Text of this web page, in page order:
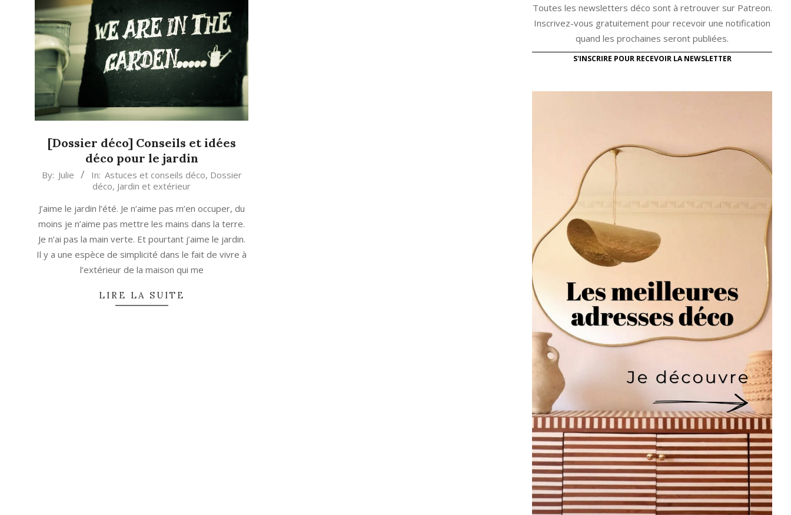
[Dossier déco] Conseils et idées
déco pour le jardin
2020-
09
By: Julie In: Astuces et conseils déco, Dossier
déco, Jardin et extérieur
J’aime le jardin l’été. Je n’aime pas m’en occuper, du
moins je n’aime pas mettre les mains dans la terre.
Je n’ai pas la main verte. Et pourtant j’aime le jardin.
Il y a une espèce de simplicité dans le fait de vivre à
l’extérieur de la maison qui me
LIRE LA SUITE
Toutes les newsletters déco sont à retrouver sur Patreon.
Inscrivez-vous gratuitement pour recevoir une notification
quand les prochaines seront publiées.
S'INSCRIRE POUR RECEVOIR LA NEWSLETTER